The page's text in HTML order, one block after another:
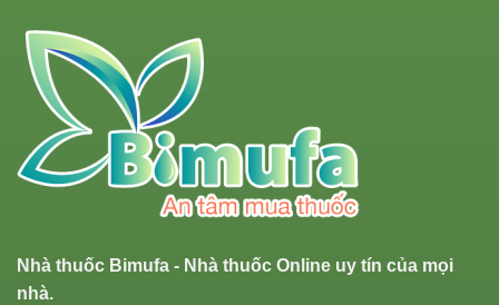
Nhà thuốc Bimufa - Nhà thuốc Online uy tín của mọi
nhà.